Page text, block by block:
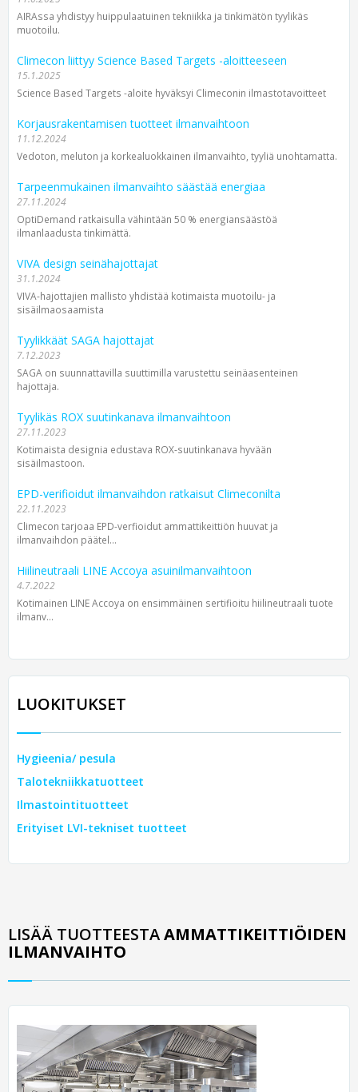
AIRAssa yhdistyy huippulaatuinen tekniikka ja tinkimätön tyylikäs
muotoilu.
Climecon liittyy Science Based Targets -aloitteeseen
15.1.2025
Science Based Targets -aloite hyväksyi Climeconin ilmastotavoitteet
Korjausrakentamisen tuotteet ilmanvaihtoon
11.12.2024
Vedoton, meluton ja korkea­luokkainen ilman­vaihto, tyyliä unohtamatta.
Tarpeenmukainen ilmanvaihto säästää energiaa
27.11.2024
OptiDemand ratkaisulla vähintään 50 % energiansäästöä
ilmanlaadusta tinkimättä.
VIVA design seinähajottajat
31.1.2024
VIVA-hajottajien mallisto yhdistää kotimaista muotoilu- ja
sisäilmaosaamista
Tyylikkäät SAGA hajottajat
7.12.2023
SAGA on suunnattavilla suuttimilla varustettu seinäasenteinen
hajottaja.
Tyylikäs ROX suutinkanava ilmanvaihtoon
27.11.2023
Kotimaista designia edustava ROX-suutinkanava hyvään
sisäilmastoon.
EPD-verifioidut ilmanvaihdon ratkaisut Climeconilta
22.11.2023
Climecon tarjoaa EPD-verfioidut ammattikeittiön huuvat ja
ilmanvaihdon päätel...
Hiilineutraali LINE Accoya asuinilmanvaihtoon
4.7.2022
Kotimainen LINE Accoya on ensimmäinen sertifioitu hiilineutraali tuote
ilmanv...
LUOKITUKSET
Hygieenia/ pesula
Talotekniikkatuotteet
Ilmastointituotteet
Erityiset LVI-tekniset tuotteet
LISÄÄ TUOTTEESTAAMMATTIKEITTIÖIDEN
ILMANVAIHTO